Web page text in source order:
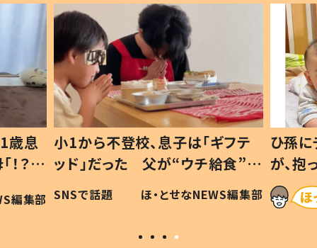
フテ
食”を
編集部
ひ孫にデレデレな80歳じいじ
が、抱っこすると…ひ孫の反応に
「涙が出ました」「可愛くて仕方な
い」
ほ・とせなNEWS編集部